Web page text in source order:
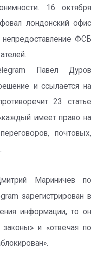
16 октября
лондонский офис
ФСБ
Павел Дуров
и ссылается на
23 статье
имеет право на
почтовых,
Мариничев по
зарегистрирован в
информации, то он
и «отвечая по